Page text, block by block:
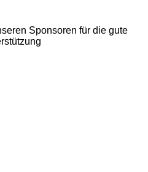
Sponsoren für die gute